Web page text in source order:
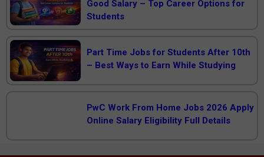
Good Salary – Top Career Options for
Students
Part Time Jobs for Students After 10th
– Best Ways to Earn While Studying
PwC Work From Home Jobs 2026 Apply
Online Salary Eligibility Full Details